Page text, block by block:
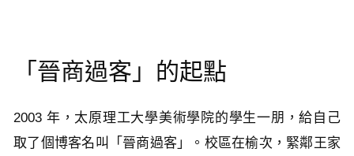
「晉商過客」的起點
2003 年，太原理工大學美術學院的學生一朋，給自己
取了個博客名叫「晉商過客」。校區在榆次，緊鄰王家